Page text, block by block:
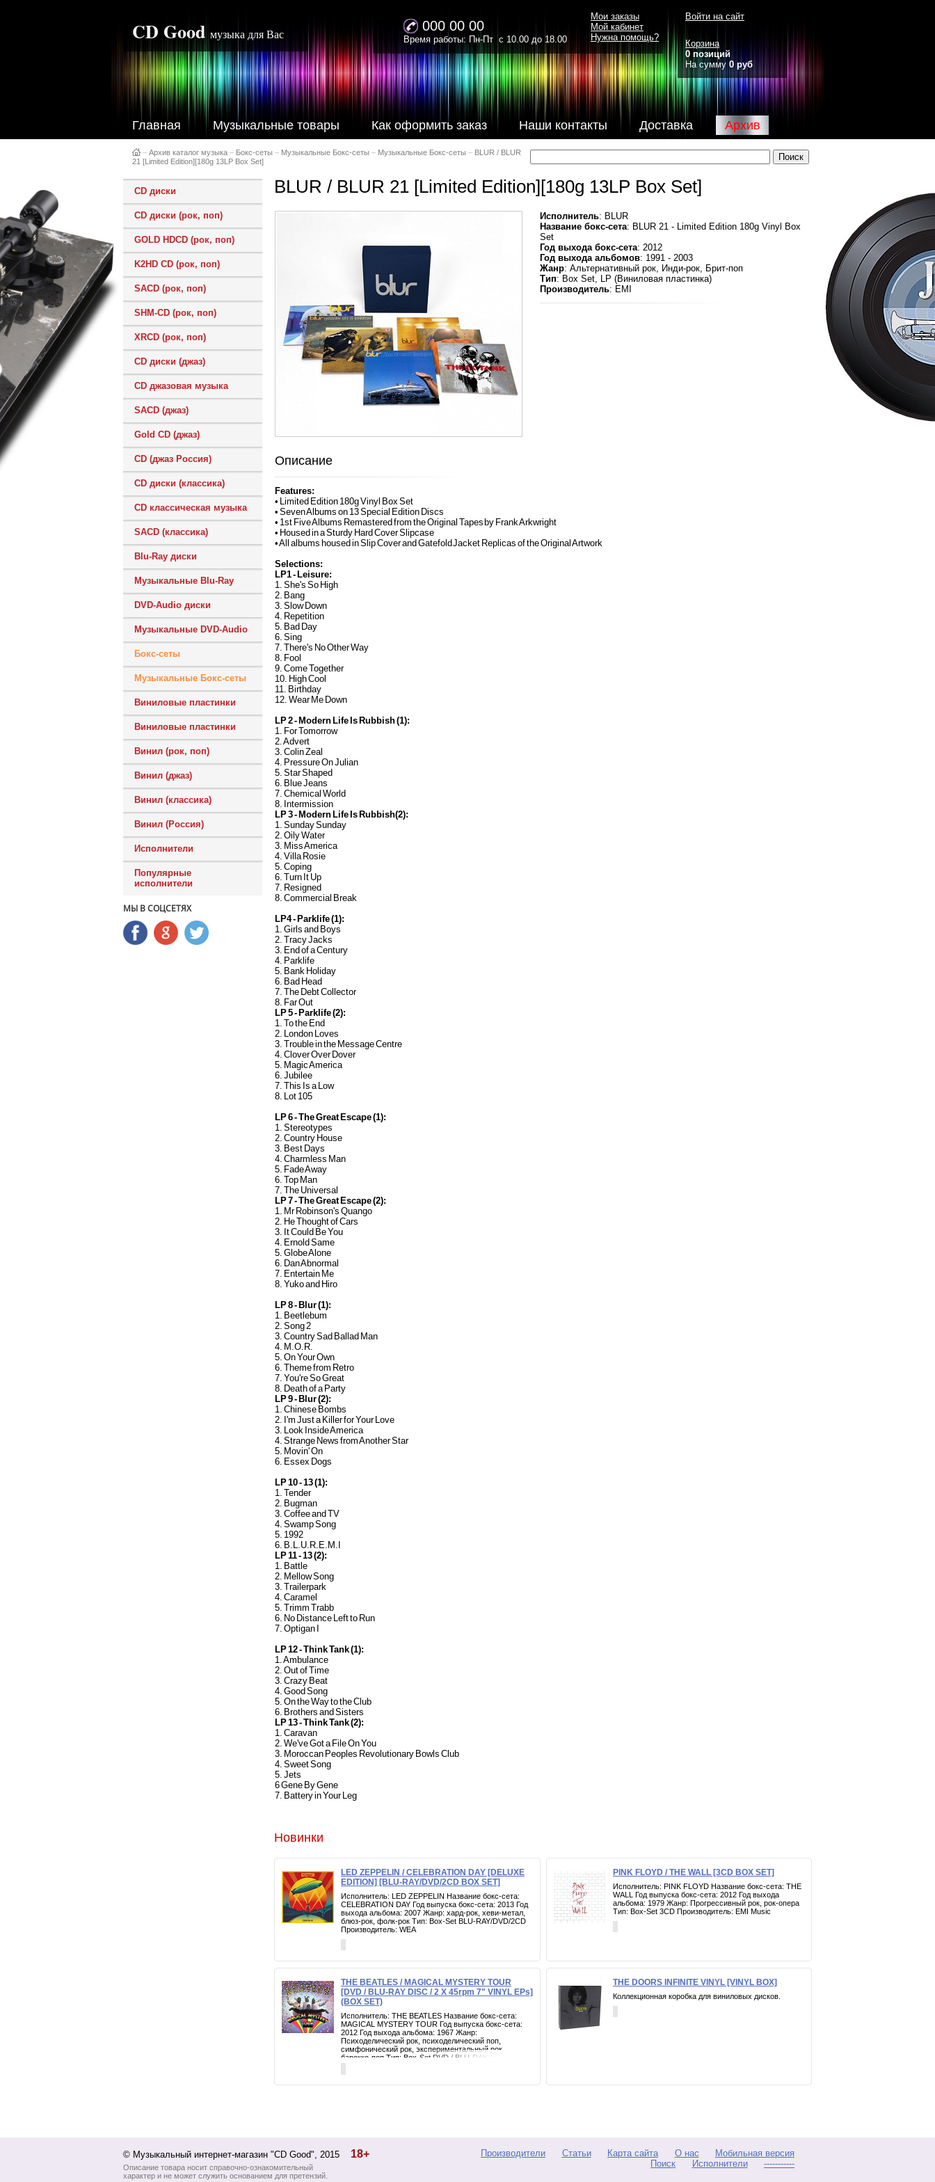
CD Good музыка для Вас
000 00 00
Время работы: Пн-Пт с 10.00 до 18.00
Главная Музыкальные товары Как оформить заказ Наши контакты Доставка Архив
Мои заказы
Мой кабинет
Нужна помощь?
Войти на сайт
Корзина
0 позиций
На сумму 0 руб
– Архив каталог музыка – Бокс-сеты – Музыкальные Бокс-сеты – Музыкальные Бокс-сеты – BLUR / BLUR
21 [Limited Edition][180g 13LP Box Set]
CD диски
CD диски (рок, поп)
GOLD HDCD (рок, поп)
K2HD CD (рок, поп)
SACD (рок, поп)
SHM-CD (рок, поп)
XRCD (рок, поп)
CD диски (джаз)
CD джазовая музыка
SACD (джаз)
Gold CD (джаз)
CD (джаз Россия)
CD диски (классика)
CD классическая музыка
SACD (классика)
Blu-Ray диски
Музыкальные Blu-Ray
DVD-Audio диски
Музыкальные DVD-Audio
Бокс-сеты
Музыкальные Бокс-сеты
Виниловые пластинки
Виниловые пластинки
Винил (рок, поп)
Винил (джаз)
Винил (классика)
Винил (Россия)
Исполнители
Популярные
исполнители
МЫ В СОЦСЕТЯХ
BLUR / BLUR 21 [Limited Edition][180g 13LP Box Set]
Исполнитель: BLUR
Название бокс-сета: BLUR 21 - Limited Edition 180g Vinyl Box
Set
Год выхода бокс-сета: 2012
Год выхода альбомов: 1991 - 2003
Жанр: Альтернативный рок, Инди-рок, Брит-поп
Тип: Box Set, LP (Виниловая пластинка)
Производитель: EMI
Описание
Features:
• Limited Edition 180g Vinyl Box Set
• Seven Albums on 13 Special Edition Discs
• 1st Five Albums Remastered from the Original Tapes by Frank Arkwright
• Housed in a Sturdy Hard Cover Slipcase
• All albums housed in Slip Cover and Gatefold Jacket Replicas of the Original Artwork
Selections:
LP1 - Leisure:
1. She's So High
2. Bang
3. Slow Down
4. Repetition
5. Bad Day
6. Sing
7. There's No Other Way
8. Fool
9. Come Together
10. High Cool
11. Birthday
12. Wear Me Down
LP 2 - Modern Life Is Rubbish (1):
1. For Tomorrow
2. Advert
3. Colin Zeal
4. Pressure On Julian
5. Star Shaped
6. Blue Jeans
7. Chemical World
8. Intermission
LP 3 - Modern Life Is Rubbish(2):
1. Sunday Sunday
2. Oily Water
3. Miss America
4. Villa Rosie
5. Coping
6. Turn It Up
7. Resigned
8. Commercial Break
LP4 - Parklife (1):
1. Girls and Boys
2. Tracy Jacks
3. End of a Century
4. Parklife
5. Bank Holiday
6. Bad Head
7. The Debt Collector
8. Far Out
LP 5 - Parklife (2):
1. To the End
2. London Loves
3. Trouble in the Message Centre
4. Clover Over Dover
5. Magic America
6. Jubilee
7. This Is a Low
8. Lot 105
LP 6 - The Great Escape (1):
1. Stereotypes
2. Country House
3. Best Days
4. Charmless Man
5. Fade Away
6. Top Man
7. The Universal
LP 7 - The Great Escape (2):
1. Mr Robinson's Quango
2. He Thought of Cars
3. It Could Be You
4. Ernold Same
5. Globe Alone
6. Dan Abnormal
7. Entertain Me
8. Yuko and Hiro
LP 8 - Blur (1):
1. Beetlebum
2. Song 2
3. Country Sad Ballad Man
4. M.O.R.
5. On Your Own
6. Theme from Retro
7. You're So Great
8. Death of a Party
LP 9 - Blur (2):
1. Chinese Bombs
2. I'm Just a Killer for Your Love
3. Look Inside America
4. Strange News from Another Star
5. Movin' On
6. Essex Dogs
LP 10 - 13 (1):
1. Tender
2. Bugman
3. Coffee and TV
4. Swamp Song
5. 1992
6. B.L.U.R.E.M.I
LP 11 - 13 (2):
1. Battle
2. Mellow Song
3. Trailerpark
4. Caramel
5. Trimm Trabb
6. No Distance Left to Run
7. Optigan I
LP 12 - Think Tank (1):
1. Ambulance
2. Out of Time
3. Crazy Beat
4. Good Song
5. On the Way to the Club
6. Brothers and Sisters
LP 13 - Think Tank (2):
1. Caravan
2. We've Got a File On You
3. Moroccan Peoples Revolutionary Bowls Club
4. Sweet Song
5. Jets
6 Gene By Gene
7. Battery in Your Leg
Новинки
LED ZEPPELIN / CELEBRATION DAY [DELUXE
EDITION] [BLU-RAY/DVD/2CD BOX SET]
Исполнитель: LED ZEPPELIN Название бокс-сета:
CELEBRATION DAY Год выпуска бокс-сета: 2013 Год
выхода альбома: 2007 Жанр: хард-рок, хеви-метал,
блюз-рок, фолк-рок Тип: Box-Set BLU-RAY/DVD/2CD
Производитель: WEA
PINK FLOYD / THE WALL [3CD BOX SET]
Исполнитель: PINK FLOYD Название бокс-сета: THE
WALL Год выпуска бокс-сета: 2012 Год выхода
альбома: 1979 Жанр: Прогрессивный рок, рок-опера
Тип: Box-Set 3CD Производитель: EMI Music
THE BEATLES / MAGICAL MYSTERY TOUR
[DVD / BLU-RAY DISC / 2 X 45rpm 7" VINYL EPs]
(BOX SET)
Исполнитель: THE BEATLES Название бокс-сета:
MAGICAL MYSTERY TOUR Год выпуска бокс-сета:
2012 Год выхода альбома: 1967 Жанр:
Психоделический рок, психоделический поп,
симфонический рок, экспериментальный рок,
барокко-поп Тип: Box-Set DVD / BLU-RAY DISC / 2 X
45rpm 7" VINYL EPs Производитель: EMI Music
THE DOORS INFINITE VINYL [VINYL BOX]
Коллекционная коробка для виниловых дисков.
© Музыкальный интернет-магазин "CD Good", 2015 18+ Производители Статьи Карта сайта О нас
Мобильная версия
Поиск
Исполнители -----------
Описание товара носит справочно-ознакомительный
характер и не может служить основанием для претензий.